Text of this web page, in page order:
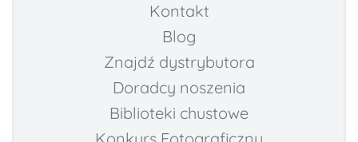
Kontakt
Blog
Znajdź dystrybutora
Doradcy noszenia
Biblioteki chustowe